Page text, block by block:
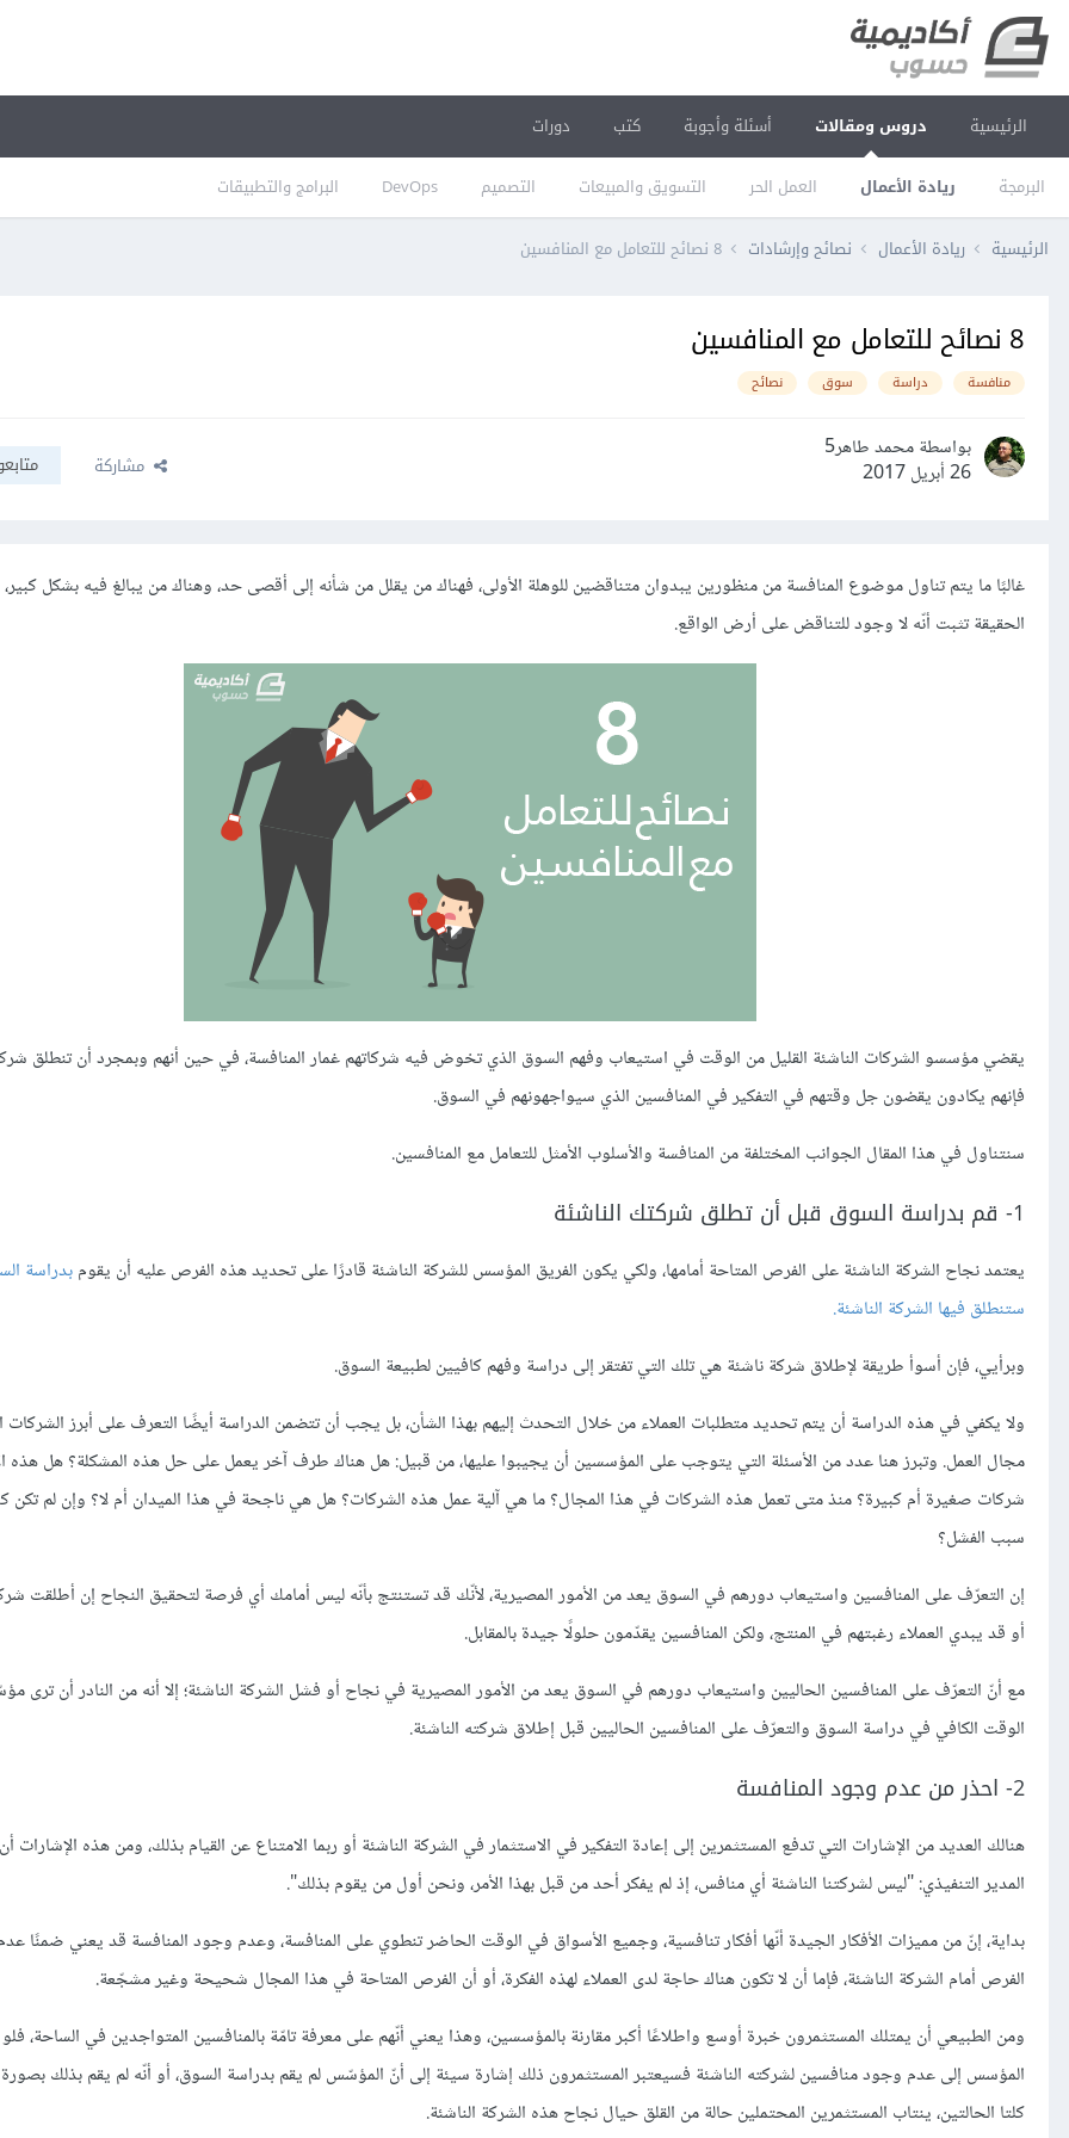
الرئيسية دروس ومقالات
البرمجة ريادة الأعمال العمل الحر التسويق والمبيعات التصميم DevOps البرامج والتطبيقات
أسئلة وأجوبة كتب دورات
الرئيسية ريادة الأعمال نصائح وإرشادات 8 نصائح للتعامل مع المنافسين
8 نصائح للتعامل مع المنافسين
منافسة دراسة سوق نصائح
بواسطة محمد طاهر5
26 أبريل 2017
مشاركة
غالبًا ما يتم تناول موضوع المنافسة من منظورين يبدوان متناقضين للوهلة الأولى، فهناك من يقلل من شأنه إلى أقصى حد، وهناك من يبالغ فيه بشكل
الحقيقة تثبت أنّه لا وجود للتناقض على أرض الواقع.
يقضي مؤسسو الشركات الناشئة القليل من الوقت في استيعاب وفهم السوق الذي تخوض فيه شركاتهم غمار المنافسة، في حين أنهم وبمجرد أن تنطلق
فإنهم يكادون يقضون جل وقتهم في التفكير في المنافسين الذي سيواجهونهم في السوق.
سنتناول في هذا المقال الجوانب المختلفة من المنافسة والأسلوب الأمثل للتعامل مع المنافسين.
1- قم بدراسة السوق قبل أن تطلق شركتك الناشئة
يعتمد نجاح الشركة الناشئة على الفرص المتاحة أمامها، ولكي يكون الفريق المؤسس للشركة الناشئة قادرًا على تحديد هذه الفرص عليه أن يقومبدراسة
ستنطلق فيها الشركة الناشئة.
وبرأيي، فإن أسوأ طريقة لإطلاق شركة ناشئة هي تلك التي تفتقر إلى دراسة وفهم كافيين لطبيعة السوق.
ولا يكفي في هذه الدراسة أن يتم تحديد متطلبات العملاء من خلال التحدث إليهم بهذا الشأن، بل يجب أن تتضمن الدراسة أيضًا التعرف على أبرز الشركات
مجال العمل. وتبرز هنا عدد من الأسئلة التي يتوجب على المؤسسين أن يجيبوا عليها، من قبيل: هل هناك طرف آخر يعمل على حل هذه المشكلة؟ هل
شركات صغيرة أم كبيرة؟ منذ متى تعمل هذه الشركات في هذا المجال؟ ما هي آلية عمل هذه الشركات؟ هل هي ناجحة في هذا الميدان أم لا؟ وإن لم تكن
سبب الفشل؟
إن التعرّف على المنافسين واستيعاب دورهم في السوق يعد من الأمور المصيرية، لأنّك قد تستنتج بأنّه ليس أمامك أي فرصة لتحقيق النجاح إن أطلقت
أو قد يبدي العملاء رغبتهم في المنتج، ولكن المنافسين يقدّمون حلولًا جيدة بالمقابل.
مع أنّ التعرّف على المنافسين الحاليين واستيعاب دورهم في السوق يعد من الأمور المصيرية في نجاح أو فشل الشركة الناشئة؛ إلا أنه من النادر أن ترى
الوقت الكافي في دراسة السوق والتعرّف على المنافسين الحاليين قبل إطلاق شركته الناشئة.
2- احذر من عدم وجود المنافسة
هنالك العديد من الإشارات التي تدفع المستثمرين إلى إعادة التفكير في الاستثمار في الشركة الناشئة أو ربما الامتناع عن القيام بذلك، ومن هذه الإشارات
المدير التنفيذي: "ليس لشركتنا الناشئة أي منافس، إذ لم يفكر أحد من قبل بهذا الأمر، ونحن أول من يقوم بذلك".
بداية، إنّ من مميزات الأفكار الجيدة أنّها أفكار تنافسية، وجميع الأسواق في الوقت الحاضر تنطوي على المنافسة، وعدم وجود المنافسة قد يعني ضمنًا
الفرص أمام الشركة الناشئة، فإما أن لا تكون هناك حاجة لدى العملاء لهذه الفكرة، أو أن الفرص المتاحة في هذا المجال شحيحة وغير مشجّعة.
ومن الطبيعي أن يمتلك المستثمرون خبرة أوسع واطلاعًا أكبر مقارنة بالمؤسسين، وهذا يعني أنّهم على معرفة تامّة بالمنافسين المتواجدين في الساحة،
المؤسس إلى عدم وجود منافسين لشركته الناشئة فسيعتبر المستثمرون ذلك إشارة سيئة إلى أنّ المؤسّس لم يقم بدراسة السوق، أو أنّه لم يقم بذلك
كلتا الحالتين، ينتاب المستثمرين المحتملين حالة من القلق حيال نجاح هذه الشركة الناشئة.